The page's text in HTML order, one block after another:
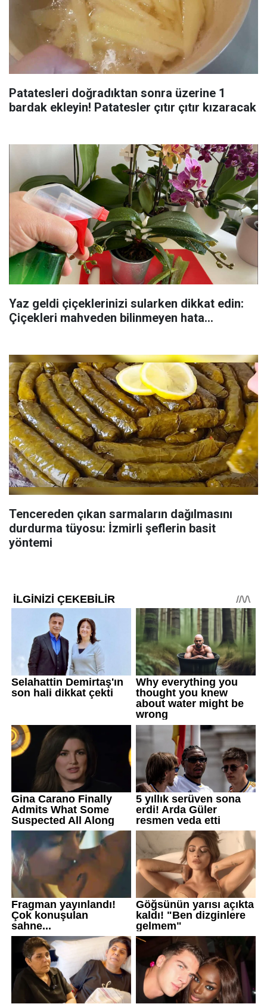
Patatesleri doğradıktan sonra üzerine 1
bardak ekleyin! Patatesler çıtır çıtır kızaracak
Yaz geldi çiçeklerinizi sularken dikkat edin:
Çiçekleri mahveden bilinmeyen hata...
Tencereden çıkan sarmaların dağılmasını
durdurma tüyosu: İzmirli şeflerin basit
yöntemi